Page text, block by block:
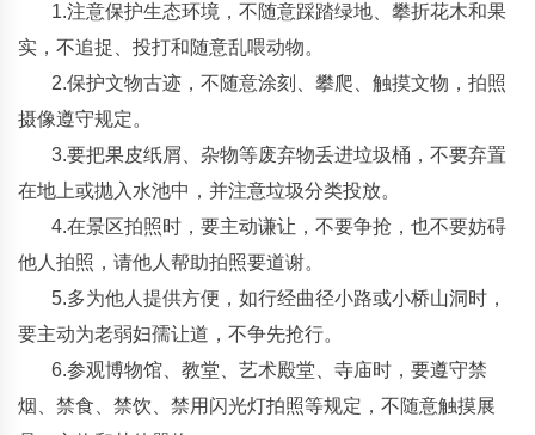
1.注意保护生态环境，不随意踩踏绿地、攀折花木和果
实，不追捉、投打和随意乱喂动物。
2.保护文物古迹，不随意涂刻、攀爬、触摸文物，拍照
摄像遵守规定。
3.要把果皮纸屑、杂物等废弃物丢进垃圾桶，不要弃置
在地上或抛入水池中，并注意垃圾分类投放。
4.在景区拍照时，要主动谦让，不要争抢，也不要妨碍
他人拍照，请他人帮助拍照要道谢。
5.多为他人提供方便，如行经曲径小路或小桥山洞时，
要主动为老弱妇孺让道，不争先抢行。
6.参观博物馆、教堂、艺术殿堂、寺庙时，要遵守禁
烟、禁食、禁饮、禁用闪光灯拍照等规定，不随意触摸展